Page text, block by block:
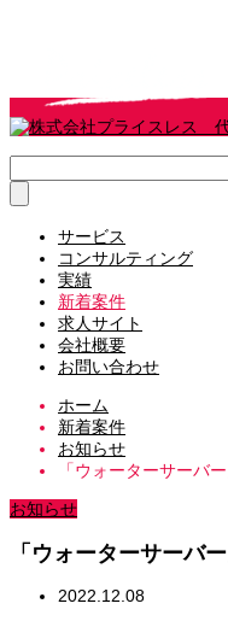
サービス
コンサルティング
実績
新着案件
求人サイト
会社概要
お問い合わせ
ホーム
新着案件
お知らせ
「ウォーターサーバ
お知らせ
「ウォーターサーバ
2022.12.08